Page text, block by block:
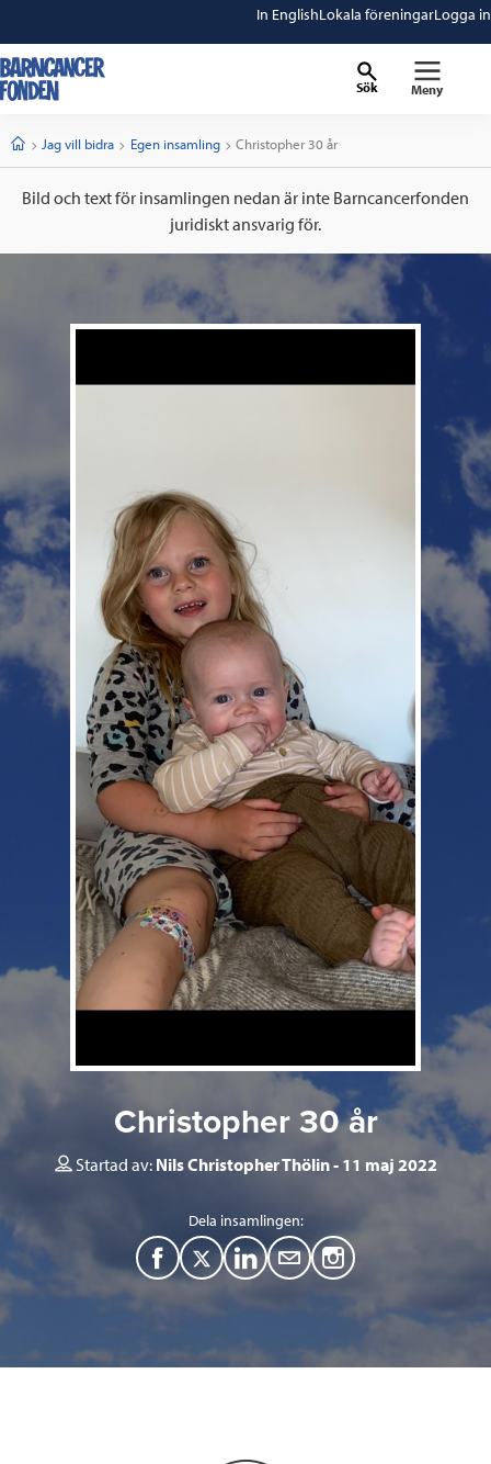
In EnglishLokala föreningarLogga in
Sök Meny
StartJag vill bidra Egen insamling Current:
Christopher 30 år
Bild och text för insamlingen nedan är inte Barncancerfonden
juridiskt ansvarig för.
Christopher 30 år
Startad av: Nils Christopher Thölin 11 maj 2022
Dela insamlingen:
F
a
c
T
i
L
n
M
i